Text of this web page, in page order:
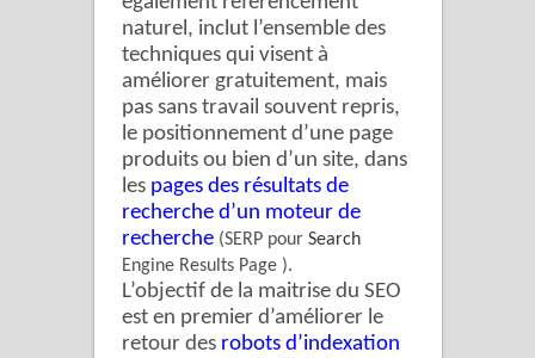
naturel, inclut l’ensemble des
techniques qui visent à
améliorer gratuitement, mais
pas sans travail souvent repris,
le positionnement d’une page
produits ou bien d’un site, dans
les pages des résultats de
recherche d’un moteur de
recherche (SERP pour Search
Engine Results Page ).
L’objectif de la maitrise du SEO
est en premier d’améliorer le
retour des robots d’indexation